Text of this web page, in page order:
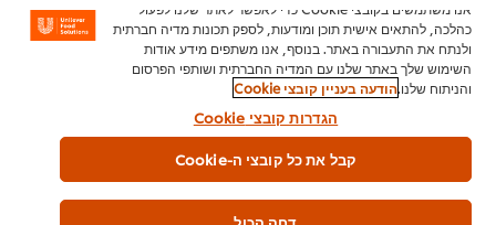
כשרות
פרווה
בד"צ העדה החרדית
מידע כללי
אנו משתמשים בקובצי Cookie כדי לאפשר לאתר שלנו לפעול
כהלכה, להתאים אישית תוכן ומודעות, לספק תכונות מדיה חברתית
ולנתח את התעבורה באתר. בנוסף, אנו משתפים מידע אודות
השימוש שלך באתר שלנו עם המדיה החברתית ושותפי הפרסום
והניתוח שלנו.הודעה בעניין קובצי Cookie
הגדרות קובצי Cookie
קבל את כל קובצי ה-Cookie